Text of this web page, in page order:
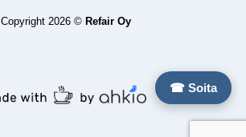
☎ Soita
Copyright 2026 © Refair Oy